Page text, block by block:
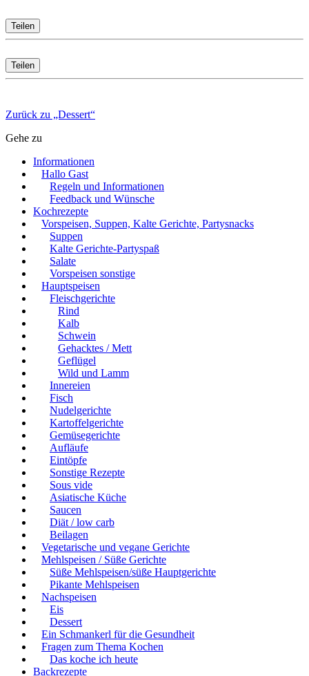
Teilen
Teilen
Zurück zu „Dessert“
Gehe zu
Informationen
Hallo Gast
Regeln und Informationen
Feedback und Wünsche
Kochrezepte
Vorspeisen, Suppen, Kalte Gerichte, Partysnacks
Suppen
Kalte Gerichte-Partyspaß
Salate
Vorspeisen sonstige
Hauptspeisen
Fleischgerichte
Rind
Kalb
Schwein
Gehacktes / Mett
Geflügel
Wild und Lamm
Innereien
Fisch
Nudelgerichte
Kartoffelgerichte
Gemüsegerichte
Aufläufe
Eintöpfe
Sonstige Rezepte
Sous vide
Asiatische Küche
Saucen
Diät / low carb
Beilagen
Vegetarische und vegane Gerichte
Mehlspeisen / Süße Gerichte
Süße Mehlspeisen/süße Hauptgerichte
Pikante Mehlspeisen
Nachspeisen
Eis
Dessert
Ein Schmankerl für die Gesundheit
Fragen zum Thema Kochen
Das koche ich heute
Backrezepte